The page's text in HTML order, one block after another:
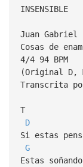
INSENSIBLE
Juan Gabriel
Cosas de
4/4 94 BPM
(Original D,
Transcrita
T
D
Si estas
G
Estas